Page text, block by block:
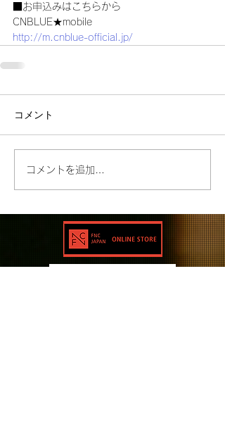
■お申込みはこちらから
CNBLUE★mobile
http://m.cnblue-official.jp/
コメント
コメントを追加…